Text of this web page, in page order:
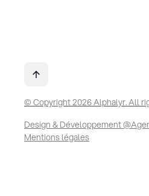
© Copyright 2026 Alphalyr. All
Design & Développement
Mentions légales